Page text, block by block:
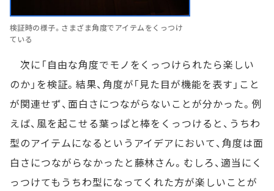
検証時の様子。さまざま角度でアイテムをくっつけ
ている
次に「自由な角度でモノをくっつけられたら楽しい
のか」を検証。結果、角度が「見た目が機能を表す」こと
が関連せず、面白さにつながらないことが分かった。例
えば、風を起こせる葉っぱと棒をくっつけると、うちわ
型のアイテムになるというアイデアにおいて、角度は面
白さにつながらなかったと藤林さん。むしろ、適当にく
っつけてもうちわ型になってくれた方が楽しいことが